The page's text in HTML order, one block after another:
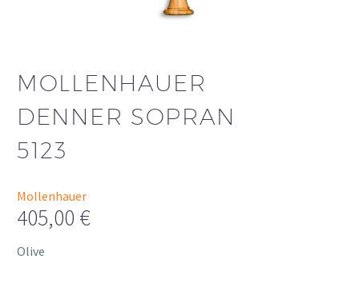
MOLLENHAUER
DENNER SOPRAN
5123
Mollenhauer
405,00 €
Olive